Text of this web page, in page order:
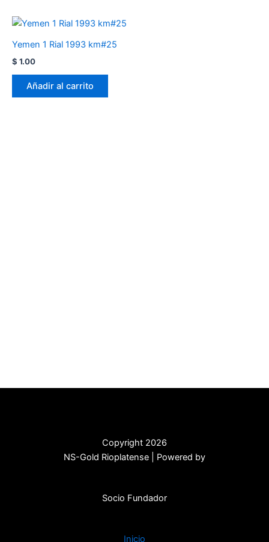
Yemen 1 Rial 1993 km#25
$ 1.00
Añadir al carrito
Copyright 2026
NS-Gold Rioplatense | Powered by
Socio Fundador
Inicio